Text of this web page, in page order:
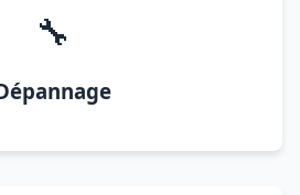
🔧